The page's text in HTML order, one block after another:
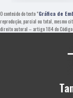
O conteúdo do texto "Gráfica de
reprodução, parcial ou total, mesmo
direito autoral – artigo 184 do